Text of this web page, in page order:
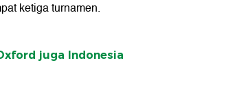
ketiga turnamen.
juga Indonesia